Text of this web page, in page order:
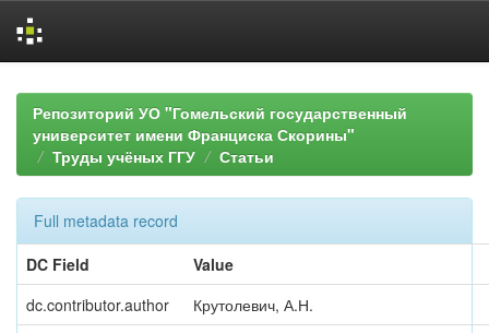
navigationРепозиторий УО "Гомельский государственный
университет имени Франциска Скорины"
Труды учёных ГГУ
Статьи
Full metadata record
DC Field
Value
dc.contributor.author
Крутолевич, А.Н.